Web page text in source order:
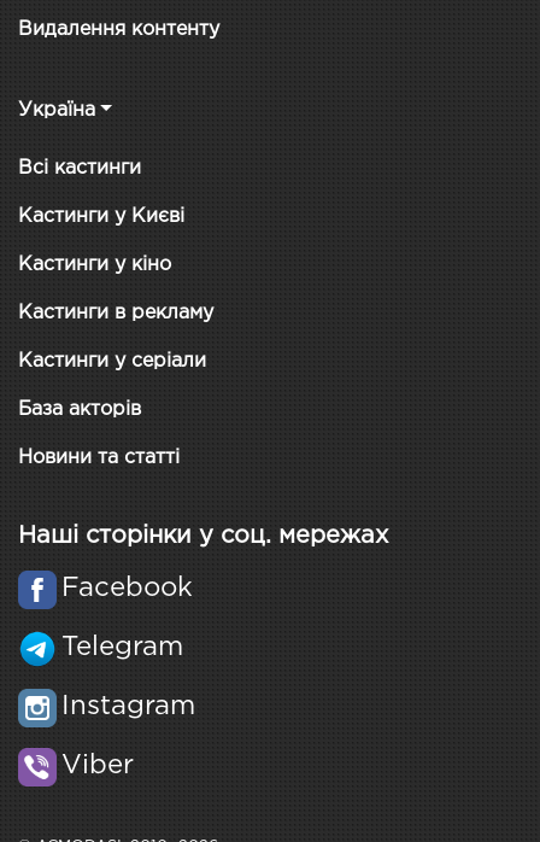
Видалення контенту
Україна
Всі кастинги
Кастинги у Києві
Кастинги у кіно
Кастинги в рекламу
Кастинги у серіали
База акторів
Новини та статті
Наші сторінки у соц. мережах
Facebook
Telegram
Instagram
Viber